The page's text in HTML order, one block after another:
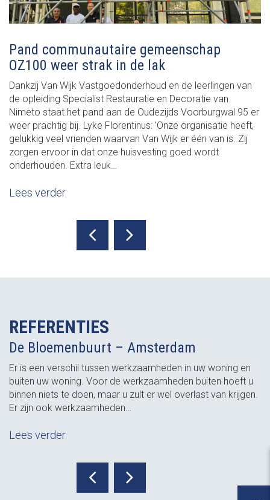
Pand communautaire gemeenschap
OZ100 weer strak in de lak
Dankzij Van Wijk Vastgoedonderhoud en de leerlingen van
de opleiding Specialist Restauratie en Decoratie van
Nimeto staat het pand aan de Oudezijds Voorburgwal 95 er
weer prachtig bij. Lyke Florentinus: 'Onze organisatie heeft,
gelukkig veel vrienden waarvan Van Wijk er één van is. Zij
zorgen ervoor in dat onze huisvesting goed wordt
onderhouden. Extra leuk…
Lees verder
REFERENTIES
De Bloemenbuurt – Amsterdam
Er is een verschil tussen werkzaamheden in uw woning en
buiten uw woning. Voor de werkzaamheden buiten hoeft u
binnen niets te doen, maar u zult er wel overlast van krijgen.
Er zijn ook werkzaamheden…
Lees verder